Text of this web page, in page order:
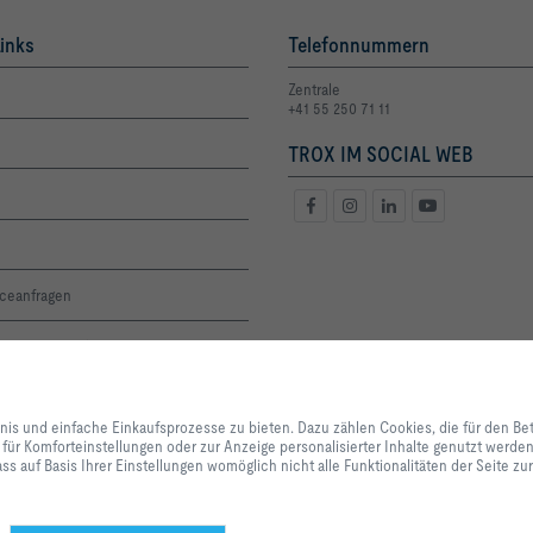
und Preisliste
Telefonnummern
Zentrale
+41 55 250 71 11
TROX IM SOCIAL WEB
unserer Dienstleistungen und Anwendungen notwendig sind, sowie solche,
Statistikzwecken, für Komforteinstellungen oder zur Anzeige
können selbst entscheiden, welche Kategorien Sie zulassen möchten und
und einfache Einkaufsprozesse zu bieten. Dazu zählen Cookies, die für den
Komforteinstellungen oder zur Anzeige personalisierter Inhalte genutzt
auf Basis Ihrer Einstellungen womöglich nicht alle Funktionalitäten der Seite